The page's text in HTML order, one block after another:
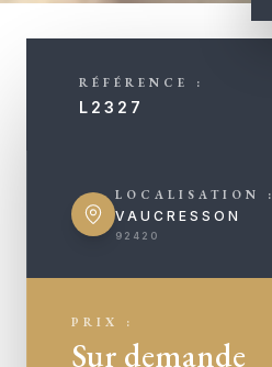
RÉFÉRENCE :
L2327
LOCALISATION :
VAUCRESSON
92420
PRIX :
Sur demande